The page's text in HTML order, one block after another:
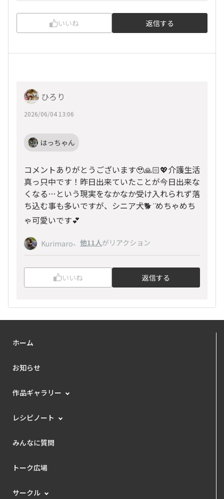
いいね 返信する
ひろり
2026/06/04 13:06
はっちゃん
コメントありがとうございます🥹🙏🏻💖介護生活
真っ只中です！昨日出来ていたことが今日出来な
くなる…という現実をなかなか受け入れられず落
ち込む事も多いですが、シニア犬🐕 ͗ ͗めちゃめち
ゃ可愛いです💕
Kurimaro、 他11人がリアクション
いいね 返信する
ホーム
お知らせ
作品ギャラリー
レシピノート
みんなに質問
トーク広場
サークル